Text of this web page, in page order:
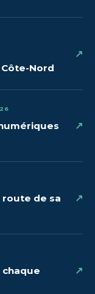
Nord
↗
↗
route de sa
↗
chaque
↗